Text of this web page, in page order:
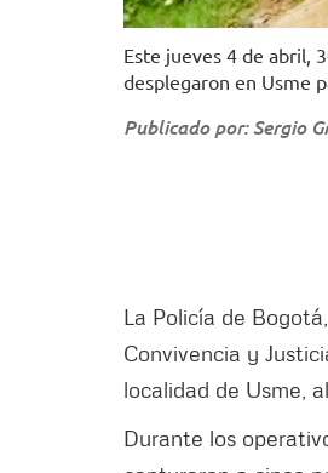
Este jueves 4 de abril,
desplegaron en Usme
Publicado por: Sergio
La Policía de
Convivencia y
localidad de Usme,
Durante los